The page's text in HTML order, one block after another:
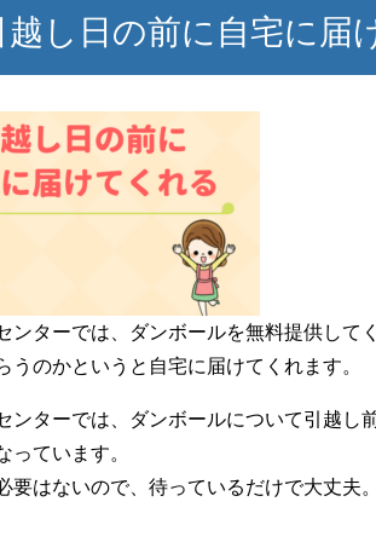
越し日の前に自宅に届
ンターでは、ダンボールを無料提供して
うのかというと自宅に届けてくれます。
ンターでは、ダンボールについて引越し
っています。
要はないので、待っているだけで大丈夫